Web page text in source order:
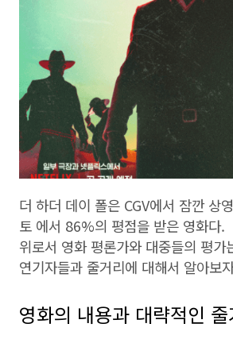
더 하더 데이 폴은 CGV에서 잠깐 상
토 에서 86%의 평점을 받은 영화다.
위로서 영화 평론가와 대중들의 평가
연기자들과 줄거리에 대해서 알아보
영화의 내용과 대략적인 줄